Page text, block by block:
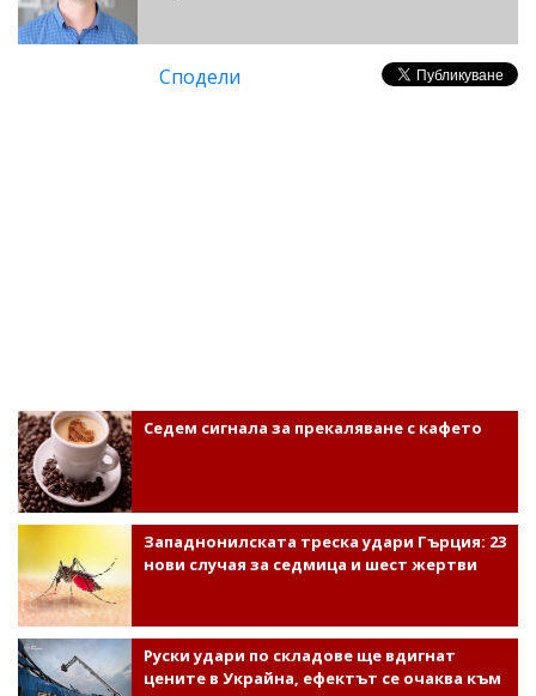
Сподели
Седем сигнала за прекаляване с кафето
Западнонилската треска удари Гърция: 23
нови случая за седмица и шест жертви
Руски удари по складове ще вдигнат
цените в Украйна, ефектът се очаква към